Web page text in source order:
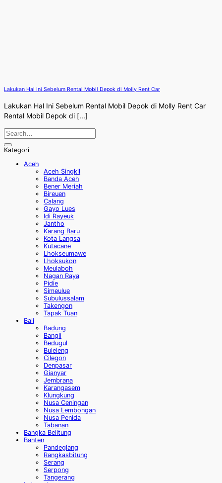
Lakukan Hal Ini Sebelum Rental Mobil Depok di Molly Rent Car
Lakukan Hal Ini Sebelum Rental Mobil Depok di Molly Rent Car
Rental Mobil Depok di [...]
Kategori
Aceh
Aceh Singkil
Banda Aceh
Bener Meriah
Bireuen
Calang
Gayo Lues
Idi Rayeuk
Jantho
Karang Baru
Kota Langsa
Kutacane
Lhokseumawe
Lhoksukon
Meulaboh
Nagan Raya
Pidie
Simeulue
Subulussalam
Takengon
Tapak Tuan
Bali
Badung
Bangli
Bedugul
Buleleng
Cilegon
Denpasar
Gianyar
Jembrana
Karangasem
Klungkung
Nusa Ceningan
Nusa Lembongan
Nusa Penida
Tabanan
Bangka Belitung
Banten
Pandeglang
Rangkasbitung
Serang
Serpong
Tangerang